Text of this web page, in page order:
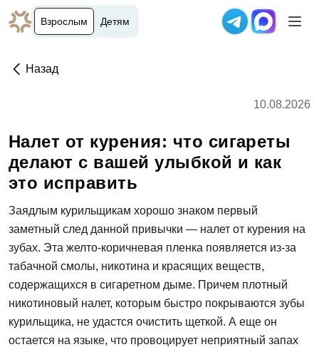
Взрослым Детям
Назад
10.08.2026
Налет от курения: что сигареты
делают с вашей улыбкой и как
это исправить
Заядлым курильщикам хорошо знаком первый
заметный след данной привычки — налет от курения на
зубах. Эта желто-коричневая пленка появляется из-за
табачной смолы, никотина и красящих веществ,
содержащихся в сигаретном дыме. Причем плотный
никотиновый налет, которым быстро покрываются зубы
курильщика, не удастся очистить щеткой. А еще он
остается на языке, что провоцирует неприятный запах